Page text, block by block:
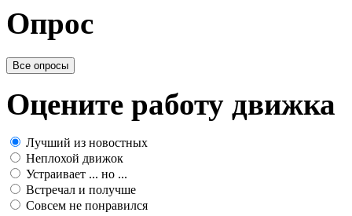
Опрос
Все опросы
Оцените работу движка
Лучший из новостных
Неплохой движок
Устраивает ... но ...
Встречал и получше
Совсем не понравился